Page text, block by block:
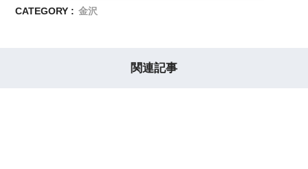
CATEGORY : 金沢
関連記事